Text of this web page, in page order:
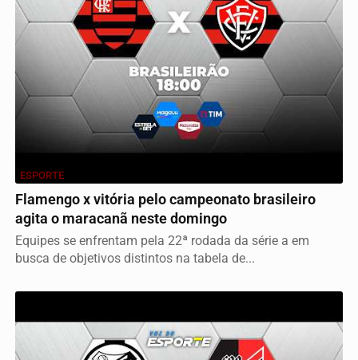
ESPORTE
Flamengo x vitória pelo campeonato brasileiro
agita o maracanã neste domingo
Equipes se enfrentam pela 22ª rodada da série a em
busca de objetivos distintos na tabela de...